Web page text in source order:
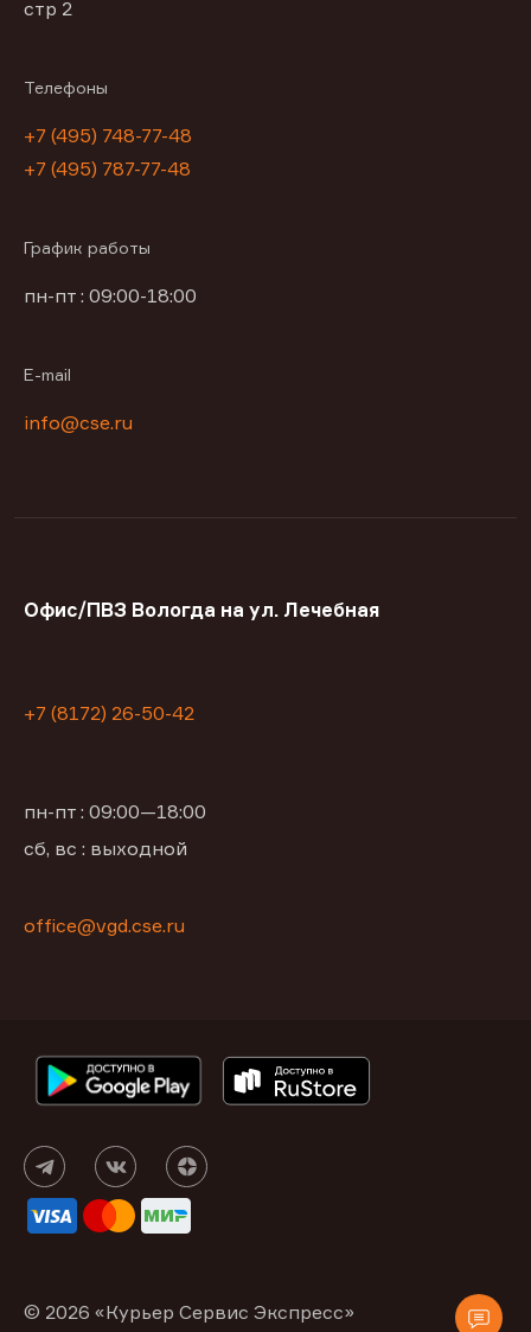
стр 2
Телефоны
+7 (495) 748-77-48
+7 (495) 787-77-48
График работы
пн-пт : 09:00-18:00
E-mail
info@cse.ru
Офис/ПВЗ Вологда на ул. Лечебная
+7 (8172) 26-50-42
пн-пт : 09:00—18:00
сб, вс : выходной
office@vgd.cse.ru
© 2026 «Курьер Сервис Экспресс»